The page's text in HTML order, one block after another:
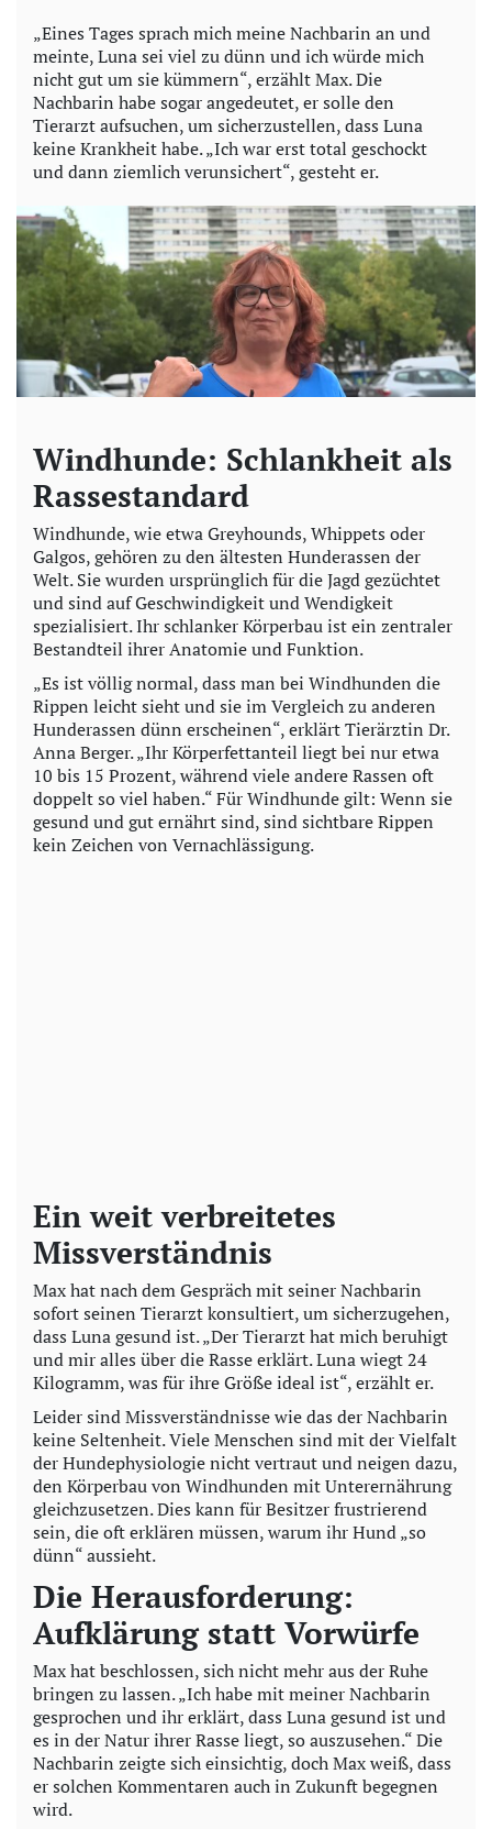
y
V
i
d
e
o
„Eines Tages sprach mich meine Nachbarin an und
meinte, Luna sei viel zu dünn und ich würde mich
nicht gut um sie kümmern“, erzählt Max. Die
Nachbarin habe sogar angedeutet, er solle den
Tierarzt aufsuchen, um sicherzustellen, dass Luna
keine Krankheit habe. „Ich war erst total geschockt
und dann ziemlich verunsichert“, gesteht er.
Windhunde: Schlankheit als
Rassestandard
Windhunde, wie etwa Greyhounds, Whippets oder
Galgos, gehören zu den ältesten Hunderassen der
Welt. Sie wurden ursprünglich für die Jagd gezüchtet
und sind auf Geschwindigkeit und Wendigkeit
spezialisiert. Ihr schlanker Körperbau ist ein zentraler
Bestandteil ihrer Anatomie und Funktion.
„Es ist völlig normal, dass man bei Windhunden die
Rippen leicht sieht und sie im Vergleich zu anderen
Hunderassen dünn erscheinen“, erklärt Tierärztin Dr.
Anna Berger. „Ihr Körperfettanteil liegt bei nur etwa
10 bis 15 Prozent, während viele andere Rassen oft
doppelt so viel haben.“ Für Windhunde gilt: Wenn sie
gesund und gut ernährt sind, sind sichtbare Rippen
kein Zeichen von Vernachlässigung.
Ein weit verbreitetes
Missverständnis
Max hat nach dem Gespräch mit seiner Nachbarin
sofort seinen Tierarzt konsultiert, um sicherzugehen,
dass Luna gesund ist. „Der Tierarzt hat mich beruhigt
und mir alles über die Rasse erklärt. Luna wiegt 24
Kilogramm, was für ihre Größe ideal ist“, erzählt er.
Leider sind Missverständnisse wie das der Nachbarin
keine Seltenheit. Viele Menschen sind mit der Vielfalt
der Hundephysiologie nicht vertraut und neigen dazu,
den Körperbau von Windhunden mit Unterernährung
gleichzusetzen. Dies kann für Besitzer frustrierend
sein, die oft erklären müssen, warum ihr Hund „so
dünn“ aussieht.
Die Herausforderung:
Aufklärung statt Vorwürfe
Max hat beschlossen, sich nicht mehr aus der Ruhe
bringen zu lassen. „Ich habe mit meiner Nachbarin
gesprochen und ihr erklärt, dass Luna gesund ist und
es in der Natur ihrer Rasse liegt, so auszusehen.“ Die
Nachbarin zeigte sich einsichtig, doch Max weiß, dass
er solchen Kommentaren auch in Zukunft begegnen
wird.